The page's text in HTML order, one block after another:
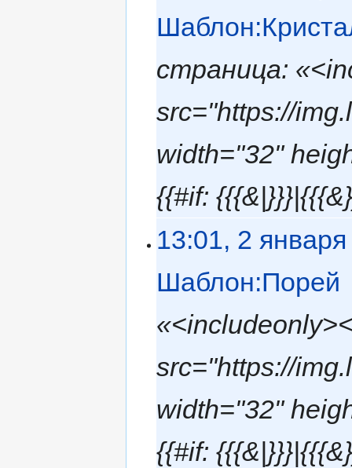
страница:
src="https://
width="32"
{{#if:
13:01, 2
Шаблон:Порей
src="https://
width="32"
{{#if: